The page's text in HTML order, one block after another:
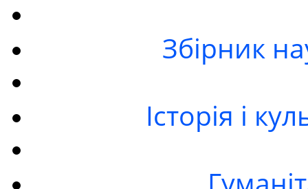
Збірник
Історія і